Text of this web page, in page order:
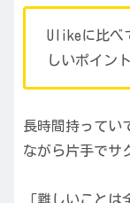
Ulikeに比べ
しいポイン
長時間持ってい
ながら片手でサ
「難しいこと